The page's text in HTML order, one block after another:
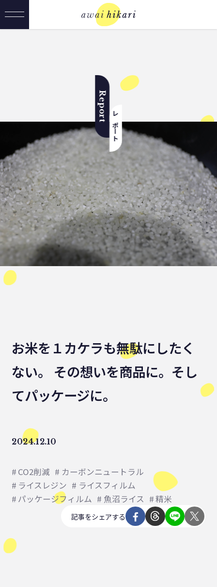
Report
レポート
お米を１カケラも無駄にしたく
ない。 その想いを商品に。そし
てパッケージに。
2024.12.10
CO2削減
カーボンニュートラル
ライスレジン
ライスフィルム
パッケージフィルム
魚沼ライス 精米
記事をシェアする